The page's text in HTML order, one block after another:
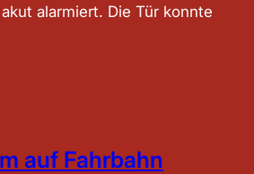
alarmiert. Die Tür konnte
auf Fahrbahn